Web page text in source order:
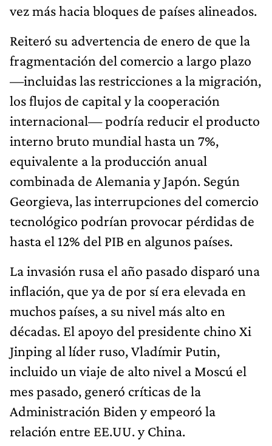
vez más hacia bloques de países alineados.
Reiteró su advertencia de enero de que la
fragmentación del comercio a largo plazo
—incluidas las restricciones a la migración,
los flujos de capital y la cooperación
internacional— podría reducir el producto
interno bruto mundial hasta un 7%,
equivalente a la producción anual
combinada de Alemania y Japón. Según
Georgieva, las interrupciones del comercio
tecnológico podrían provocar pérdidas de
hasta el 12% del PIB en algunos países.
La invasión rusa el año pasado disparó una
inflación, que ya de por sí era elevada en
muchos países, a su nivel más alto en
décadas. El apoyo del presidente chino Xi
Jinping al líder ruso, Vladímir Putin,
incluido un viaje de alto nivel a Moscú el
mes pasado, generó críticas de la
Administración Biden y empeoró la
relación entre EE.UU. y China.